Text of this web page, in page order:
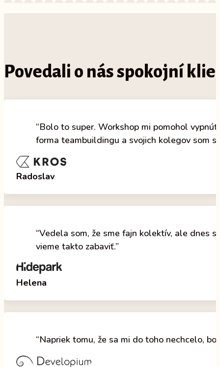
Povedali o nás spokojní
“Bolo to super. Workshop mi pomohol
forma teambuildingu a svojich kolegov som
Radoslav
“Vedela som, že sme fajn kolektív, ale dnes
vieme takto zabaviť.”
Helena
“Napriek tomu, že sa mi do toho nechcelo,